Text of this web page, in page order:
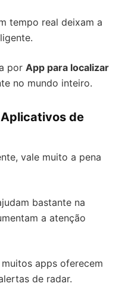
tempo real deixam a
por App para localizar
no mundo inteiro.
de
vale muito a pena
bastante na
a atenção
apps oferecem
de radar.